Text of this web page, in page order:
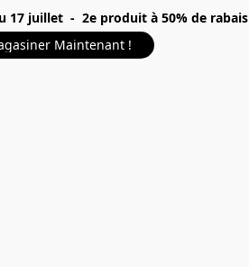
17 juillet - 2e produit à 50% de rabais
Maintenant !